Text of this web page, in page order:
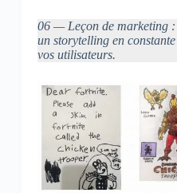
06 — Leçon de marketing :
un storytelling en
vos utilisateurs.